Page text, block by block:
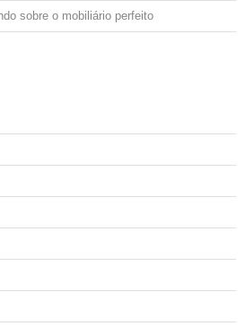
sobre o mobiliário perfeito